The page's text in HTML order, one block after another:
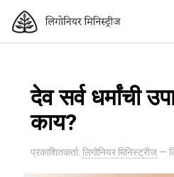
देव सर्व धर्मांची
काय?
प्रकाशितकर्ता: लिगोनियर मिनिस्ट्रीज —